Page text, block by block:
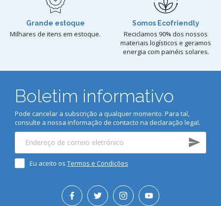
Grande estoque
Milhares de itens em estoque.
Somos Ecofriendly
Reciclamos 90% dos nossos
materiais logísticos e geramos
energia com painéis solares.
Boletim informativo
Pode cancelar a subscrição a qualquer momento. Para tal,
consulte a nossa informação de contacto na declaração legal.
Eu aceito os Termos e Condições